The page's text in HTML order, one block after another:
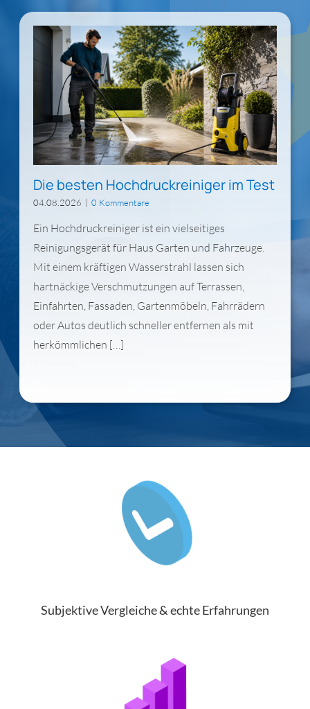
Gesundheit & Körperpflege
Haushalt
Technik & Elektronik
Kategorien
Die besten Hochdruckreiniger im Test
04.08.2026 | 0 Kommentare
Ein Hochdruckreiniger ist ein vielseitiges
Reinigungsgerät für Haus Garten und Fahrzeuge.
Mit einem kräftigen Wasserstrahl lassen sich
hartnäckige Verschmutzungen auf Terrassen,
Einfahrten, Fassaden, Gartenmöbeln, Fahrrädern
oder Autos deutlich schneller entfernen als mit
herkömmlichen […]
Subjektive Vergleiche & echte Erfahrungen